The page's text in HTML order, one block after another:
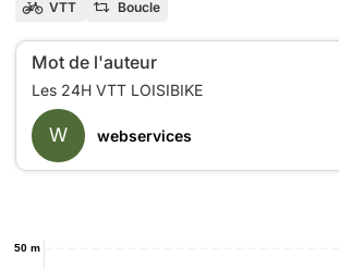
VTT Boucle
Mot de l'auteur
W webservices
50 m